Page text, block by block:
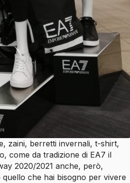
zaini, berretti invernali, t-shirt,
come da tradizione di EA7 il
2020/2021 anche, però,
che hai bisogno per vivere